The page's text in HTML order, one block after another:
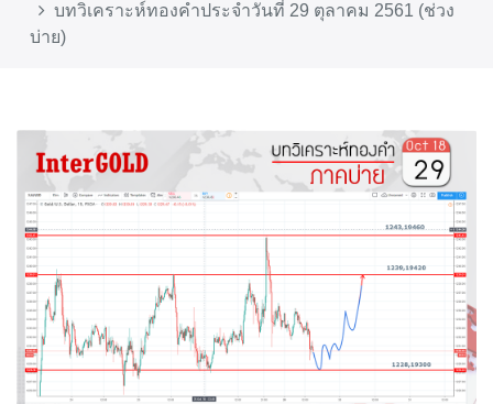
บทวิเคราะห์ทองคำประจำวันที่ 29 ตุลาคม 2561 (ช่วง
บ่าย)